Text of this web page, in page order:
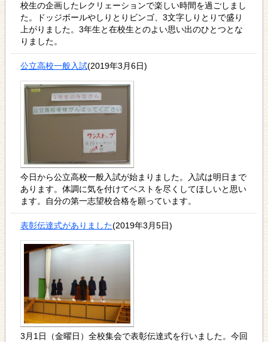
校生の企画したレクリェーションで楽しい時間を過ごしまし
た。ドッジボールやしりとりビンゴ、3文字しりとりで盛り
上がりました。3年生と在校生とのよい思い出のひとつとな
りました。
公立高校一般入試(2019年3月6日)
今日から公立高校一般入試が始まりました。入試は明日まで
あります。体調に気を付けてベストを尽くしてほしいと思い
ます。自分の第一志望校合格を願っています。
表彰伝達式がありました(2019年3月5日)
3月1日（金曜日）全校集会で表彰伝達式を行いました。今回